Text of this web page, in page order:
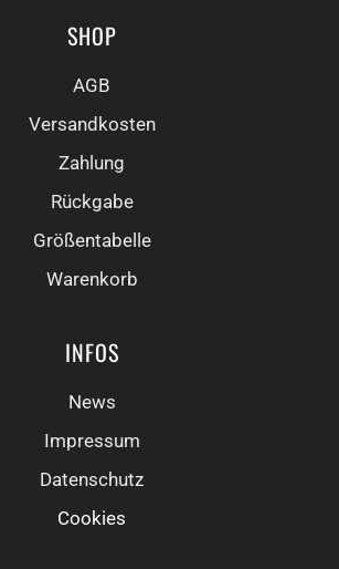
SHOP
AGB
Versandkosten
Zahlung
Rückgabe
Größentabelle
Warenkorb
INFOS
News
Impressum
Datenschutz
Cookies